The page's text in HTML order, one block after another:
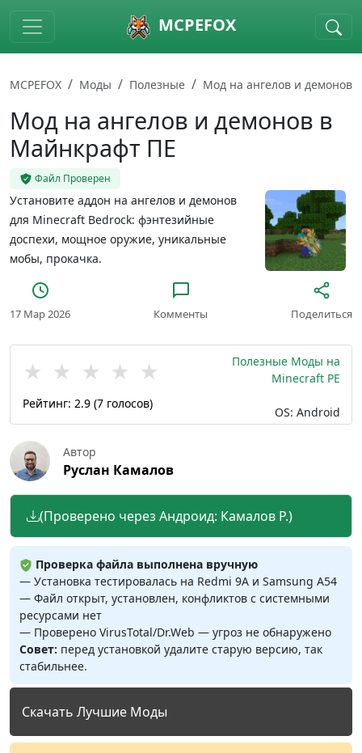
Skip to main content MCPEFOX
MCPEFOX Моды Полезные Мод на ангелов и демонов
Мод на ангелов и демонов в
Майнкрафт ПЕ
Файл Проверен
Установите аддон на ангелов и демонов
для Minecraft Bedrock: фэнтезийные
доспехи, мощное оружие, уникальные
мобы, прокачка.
17 Мар 2026 Комменты Поделиться
★ ★ ★ ★ ★
Рейтинг: 2.9 (7 голосов)
Полезные Моды на
Minecraft PE
OS: Android
Автор
Руслан Камалов
(Проверено через Андроид: Камалов Р.)
Проверка файла выполнена вручную
— Установка тестировалась на Redmi 9A и Samsung A54
— Файл открыт, установлен, конфликтов с системными
ресурсами нет
— Проверено VirusTotal/Dr.Web — угроз не обнаружено
Совет: перед установкой удалите старую версию, так
стабильнее.
Скачать Лучшие Моды